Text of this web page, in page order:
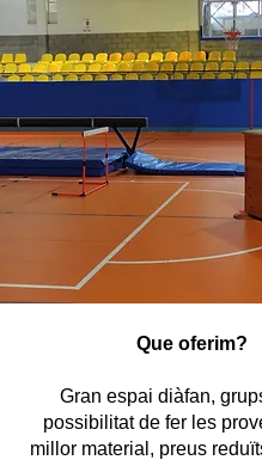
Que oferim?
Gran espai diàfan,
possibilitat de fer les
millor material, preus